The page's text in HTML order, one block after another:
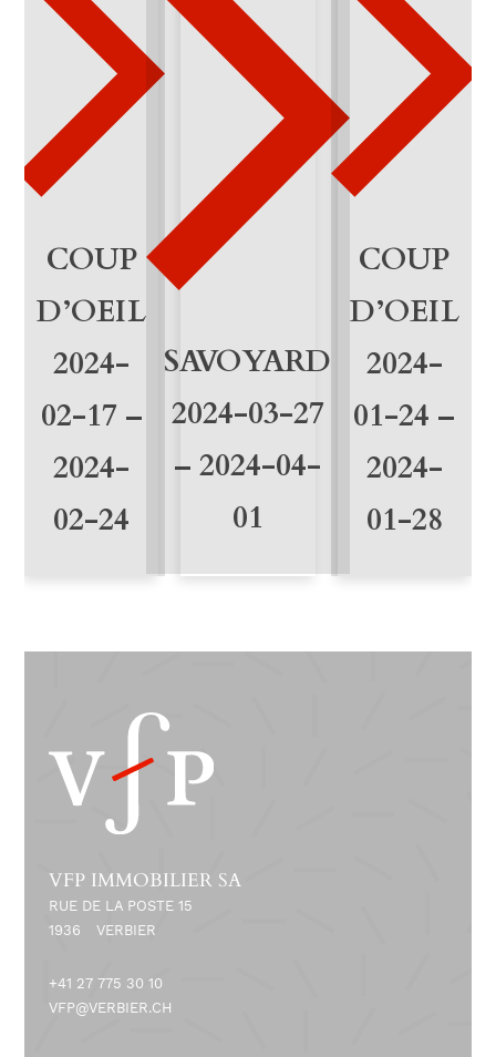
n
t
à
COUP
D’OEIL
2024-
02-17 –
2024-
02-24
SAVOYARD
2024-03-27
– 2024-04-
01
COUP
D’OEIL
2024-
01-24 –
2024-
01-28
VFP IMMOBILIER SA
RUE DE LA POSTE 15
1936
VERBIER
+41 27 775 30 10
VFP@VERBIER.CH